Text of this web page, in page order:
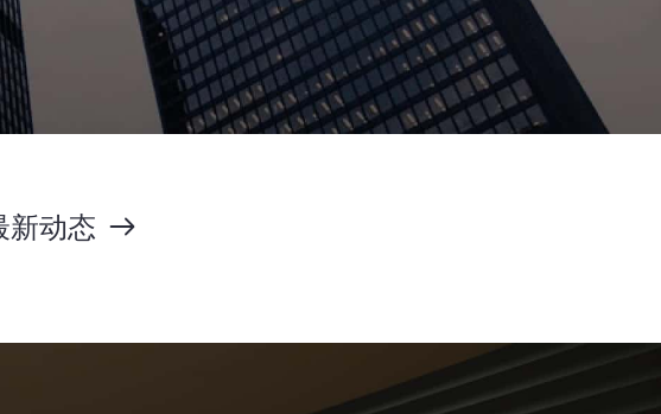
新动态